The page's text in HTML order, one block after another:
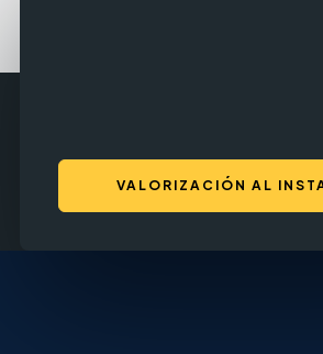
VALORIZACIÓN AL